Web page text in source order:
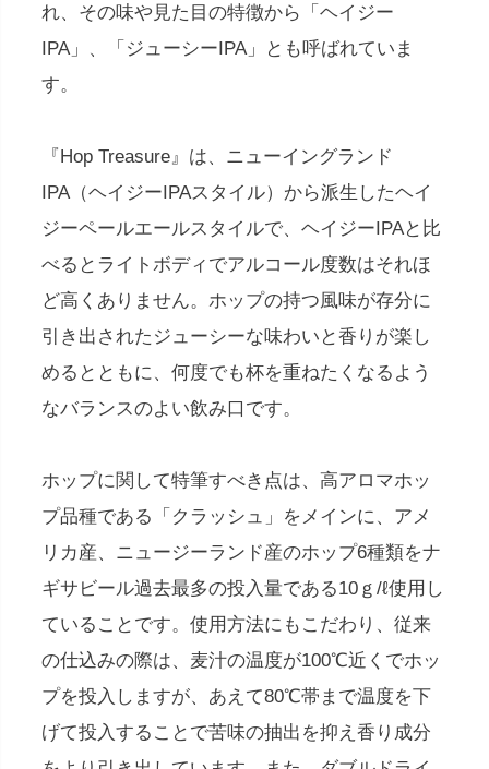
れ、その味や見た目の特徴から「ヘイジー
IPA」、「ジューシーIPA」とも呼ばれていま
す。
『Hop Treasure』は、ニューイングランド
IPA（ヘイジーIPAスタイル）から派生したヘイ
ジーペールエールスタイルで、ヘイジーIPAと比
べるとライトボディでアルコール度数はそれほ
ど高くありません。ホップの持つ風味が存分に
引き出されたジューシーな味わいと香りが楽し
めるとともに、何度でも杯を重ねたくなるよう
なバランスのよい飲み口です。
ホップに関して特筆すべき点は、高アロマホッ
プ品種である「クラッシュ」をメインに、アメ
リカ産、ニュージーランド産のホップ6種類をナ
ギサビール過去最多の投入量である10ｇ/ℓ使用し
ていることです。使用方法にもこだわり、従来
の仕込みの際は、麦汁の温度が100℃近くでホッ
プを投入しますが、あえて80℃帯まで温度を下
げて投入することで苦味の抽出を抑え香り成分